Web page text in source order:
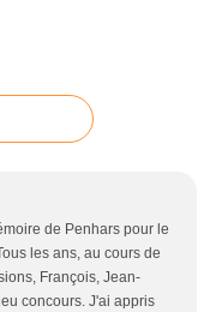
de Penhars pour le
les ans, au cours de
François, Jean-
concours. J'ai appris